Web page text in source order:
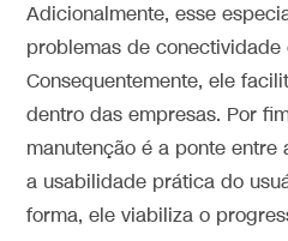
Adicionalmente, esse
problemas de conectividade
Consequentemente, ele
dentro das empresas. Por
manutenção é a ponte
a usabilidade prática do
forma, ele viabiliza o